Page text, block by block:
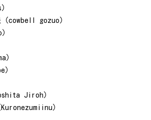
cowbell gozuo）
）
）
Jiroh）
）